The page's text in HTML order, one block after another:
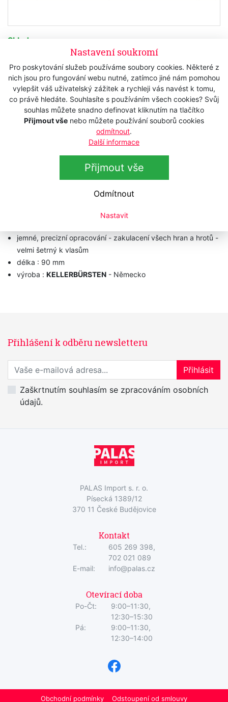
Nastavení soukromí
Pro poskytování služeb používáme soubory cookies. Některé z
nich jsou pro fungování webu nutné, zatímco jiné nám pomohou
vylepšit váš uživatelský zážitek a rychleji vás navést k tomu,
co právě hledáte. Souhlasíte s používáním všech cookies? Svůj
souhlas můžete snadno definovat kliknutím na tlačítko
Přijmout vše nebo můžete používání souborů cookies
odmítnout.
Další informace
Přijmout vše
Odmítnout
Nastavit
Skladem
145 Kč s DPH
119,83 Kčbez DPH
Koupit
Popis
Technická data
KELLER 629 22 00Afro
dřevěný hřeben na vlasy - model
jemné, precizní opracování - zakulacení všech hran a hrotů -
velmi šetrný k vlasům
délka : 90 mm
výroba : KELLERBÜRSTEN - Německo
Přihlášení k odběru newsletteru
Přihlaste se k odběru novinek
Přihlásit
Zaškrtnutím souhlasím se zpracováním osobních
údajů.
PALAS Import s. r. o.
Písecká 1389/12
370 11 České Budějovice
Kontakt
Tel.:
605 269 398,
702 021 089
E-mail:
info@palas.cz
Otevírací doba
Po-Čt:
9:00–11:30,
12:30–15:30
Pá:
9:00–11:30,
12:30–14:00
Obchodní podmínky Odstoupení od smlouvy